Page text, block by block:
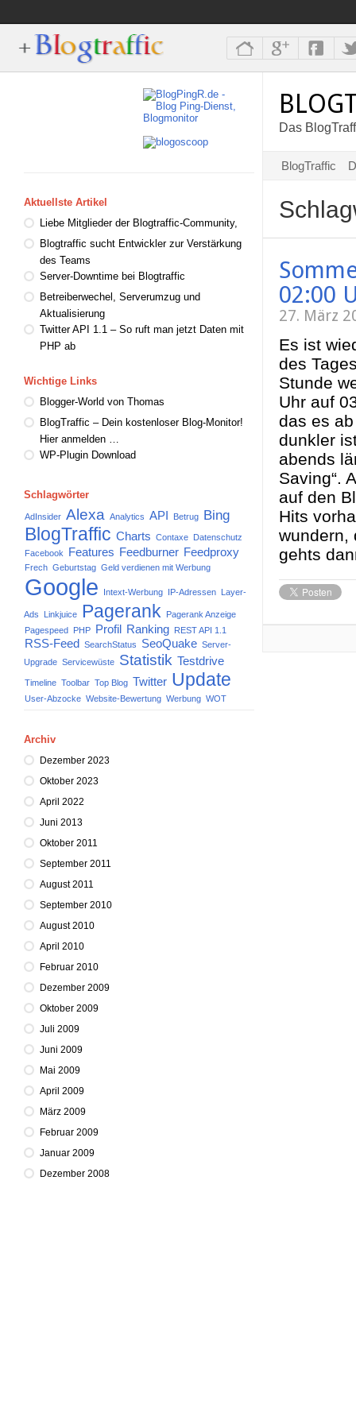
Aktuellste Artikel
Liebe Mitglieder der Blogtraffic-Community,
Blogtraffic sucht Entwickler zur Verstärkung
des Teams
Server-Downtime bei Blogtraffic
Betreiberwechel, Serverumzug und
Aktualisierung
Twitter API 1.1 – So ruft man jetzt Daten mit
PHP ab
Wichtige Links
Blogger-World von Thomas
BlogTraffic – Dein kostenloser Blog-Monitor!
Hier anmelden …
WP-Plugin Download
Schlagwörter
AdInsider Alexa Analytics API Betrug Bing
BlogTraffic Charts Contaxe Datenschutz
Facebook
Features Feedburner Feedproxy
Frech Geburtstag Geld verdienen mit Werbung
Google Intext-Werbung IP-Adressen Layer-
Ads Linkjuice Pagerank
Pagerank Anzeige
Pagespeed PHP Profil Ranking REST API 1.1
RSS-Feed SearchStatus SeoQuake Server-
Upgrade Servicewüste Statistik Testdrive
Timeline Toolbar Top Blog Twitter Update
User-Abzocke Website-Bewertung Werbung WOT
Archiv
Dezember 2023
Oktober 2023
April 2022
Juni 2013
Oktober 2011
September 2011
August 2011
September 2010
August 2010
April 2010
Februar 2010
Dezember 2009
Oktober 2009
Juli 2009
Juni 2009
Mai 2009
April 2009
März 2009
Februar 2009
Januar 2009
Dezember 2008
Das
BlogTraffic
02:00
27. März
Es ist
des
Stunde
Uhr auf
das es
dunkler
abends
Saving“.
auf den
Hits
wundern,
gehts